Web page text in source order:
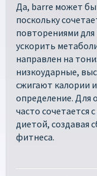
Да, barre может
поскольку
повторениями
ускорить
направлен на
низкоударные,
сжигают калории
определение. Для
часто сочетается
диетой, создавая
фитнеса.